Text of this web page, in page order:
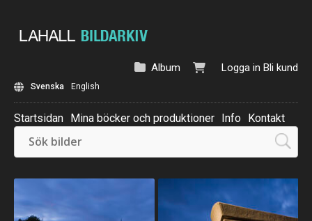
Logga in Bli kund
Album
Svenska English
Startsidan Mina böcker och produktioner Info Kontakt
Beställ: Kalender 2025